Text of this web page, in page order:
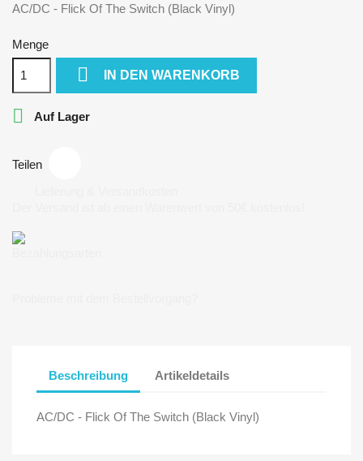
AC/DC - Flick Of The Switch (Black Vinyl)
Menge
 IN DEN WARENKORB
 Auf Lager
Teilen
Beschreibung Artikeldetails
AC/DC - Flick Of The Switch (Black Vinyl)